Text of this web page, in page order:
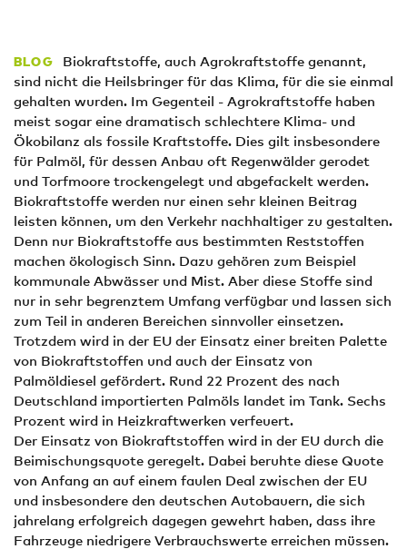
BLOG
Biokraftstoffe, auch Agrokraftstoffe genannt,
sind nicht die Heilsbringer für das Klima, für die sie einmal
gehalten wurden. Im Gegenteil - Agrokraftstoffe haben
meist sogar eine dramatisch schlechtere Klima- und
Ökobilanz als fossile Kraftstoffe. Dies gilt insbesondere
für Palmöl, für dessen Anbau oft Regenwälder gerodet
und Torfmoore trockengelegt und abgefackelt werden.
Biokraftstoffe werden nur einen sehr kleinen Beitrag
leisten können, um den Verkehr nachhaltiger zu gestalten.
Denn nur Biokraftstoffe aus bestimmten Reststoffen
machen ökologisch Sinn. Dazu gehören zum Beispiel
kommunale Abwässer und Mist. Aber diese Stoffe sind
nur in sehr begrenztem Umfang verfügbar und lassen sich
zum Teil in anderen Bereichen sinnvoller einsetzen.
Trotzdem wird in der EU der Einsatz einer breiten Palette
von Biokraftstoffen und auch der Einsatz von
Palmöldiesel gefördert. Rund 22 Prozent des nach
Deutschland importierten Palmöls landet im Tank. Sechs
Prozent wird in Heizkraftwerken verfeuert.
Der Einsatz von Biokraftstoffen wird in der EU durch die
Beimischungsquote geregelt. Dabei beruhte diese Quote
von Anfang an auf einem faulen Deal zwischen der EU
und insbesondere den deutschen Autobauern, die sich
jahrelang erfolgreich dagegen gewehrt haben, dass ihre
Fahrzeuge niedrigere Verbrauchswerte erreichen müssen.